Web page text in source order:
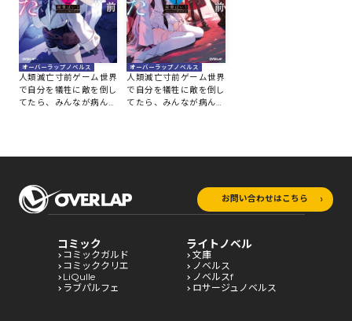
オーバーラップノベルス
人類滅亡寸前ゲーム世界
で自分を犠牲に敵を倒し
てたら、みんなが病んで
オーバーラップノベルス
人類滅亡寸前ゲーム世界
で自分を犠牲に敵を倒し
てたら、みんなが病んで
お問い合わせはこちら
コミック
コミックガルド
コミッククリエ
LiQulle
ラブパルフェ
ライトノベル
文庫
ノベルス
ノベルスf
ロサージュノベルス